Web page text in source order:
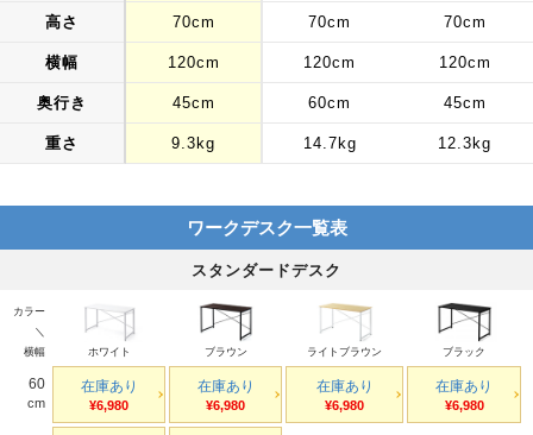
高さ
横幅
奥行き
重さ
70cm
120cm
45cm
9.3kg
70cm
120cm
60cm
14.7kg
70cm
120cm
45cm
12.3kg
ワークデスク一覧表
スタンダードデスク
カラー
＼
横幅
ホワイト ブラウン ライトブラウン ブラック
60
cm
在庫あり
¥6,980
在庫あり
¥6,980
在庫あり
¥6,980
在庫あり
¥6,980